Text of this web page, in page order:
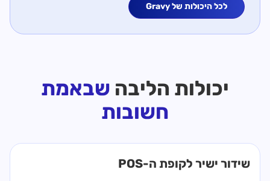
לכל היכולות של Gravy
יכולות הליבה שבאמת
חשובות
שידור ישיר לקופת ה-POS